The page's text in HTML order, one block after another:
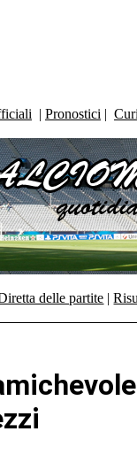
| Pronostici |
delle partite |